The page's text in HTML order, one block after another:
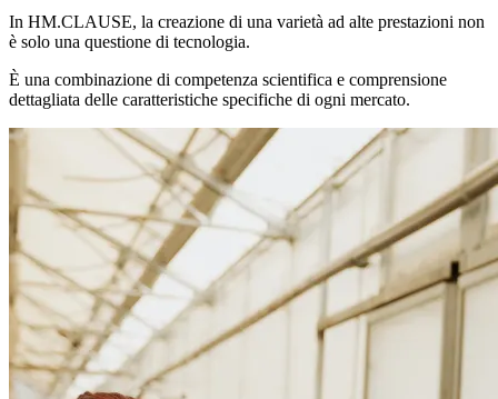
In HM.CLAUSE, la creazione di una varietà ad alte prestazioni non
è solo una questione di tecnologia.
È una combinazione di competenza scientifica e comprensione
dettagliata delle caratteristiche specifiche di ogni mercato.